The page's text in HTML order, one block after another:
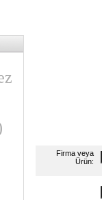
Firma veya
Ürün: